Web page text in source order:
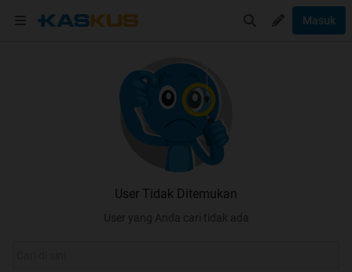
Masuk
User Tidak Ditemukan
User yang Anda cari tidak ada